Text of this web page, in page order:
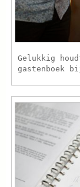
Gelukkig
gastenboek